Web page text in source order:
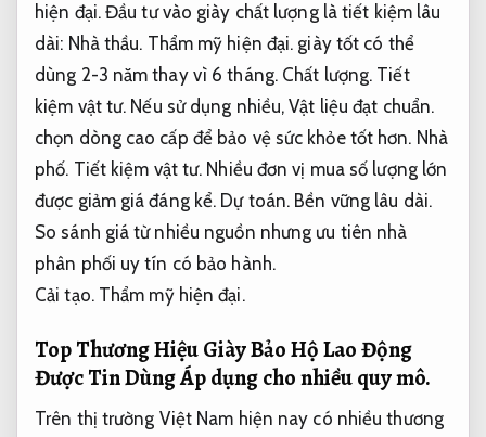
hiện đại.Đầu tư vào giày chất lượng là tiết kiệm lâu
dài: Nhà thầu. Thẩm mỹ hiện đại. giày tốt có thể
dùng 2-3 năm thay vì 6 tháng. Chất lượng. Tiết
kiệm vật tư. Nếu sử dụng nhiều,Vật liệu đạt chuẩn.
chọn dòng cao cấp để bảo vệ sức khỏe tốt hơn. Nhà
phố. Tiết kiệm vật tư. Nhiều đơn vị mua số lượng lớn
được giảm giá đáng kể. Dự toán. Bền vững lâu dài.
So sánh giá từ nhiều nguồn nhưng ưu tiên nhà
phân phối uy tín có bảo hành.
Cải tạo. Thẩm mỹ hiện đại.
Top Thương Hiệu Giày Bảo Hộ Lao Động
Được Tin DùngÁp dụng cho nhiều quy mô.
Trên thị trường Việt Nam hiện nay có nhiều thương